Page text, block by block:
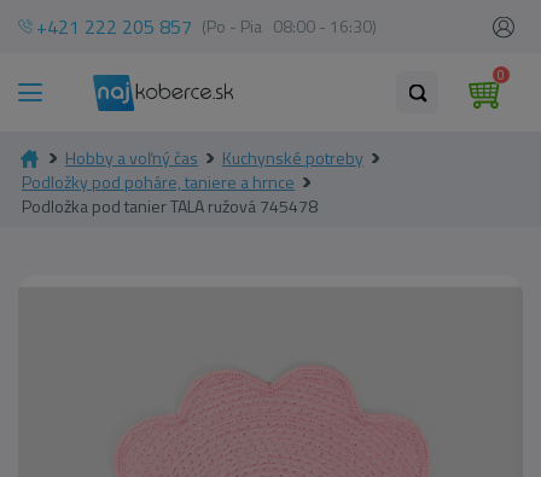
+421 222 205 857 (Po - Pia 08:00 - 16:30)
0
Hobby a voľný čas
Kuchynské potreby
Podložky pod poháre, taniere a hrnce
Podložka pod tanier TALA ružová 745478